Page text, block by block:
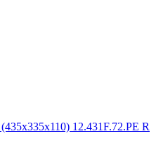
12.431F.72.РЕ R